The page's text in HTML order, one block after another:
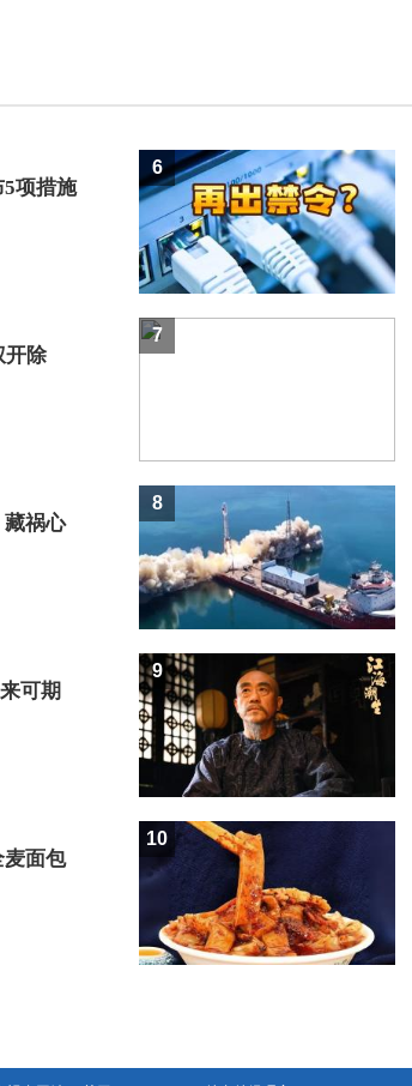
项措施
开除
祸心
可期
面包
6
7
8
9
10